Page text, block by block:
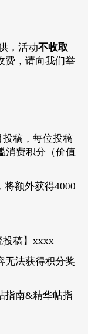
，活动不收取
费，请向我们举
投稿，每位投稿
消费积分（价值
将额外获得4000
稿】xxxx
无法获得积分奖
指南&精华帖指